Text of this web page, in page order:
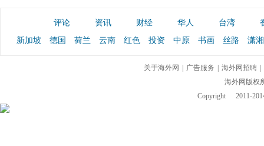
评论 资讯 财经 华人 台湾
新加坡
德国 荷兰 云南 红色 投资 中原 书画 丝路 潇湘
关于海外网 广告服务 海外网招聘
海外网版权
Copyright
2011-